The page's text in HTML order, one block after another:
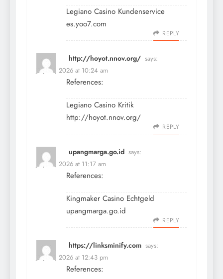
Legiano Casino Kundenservice
es.yoo7.com
REPLY
http://hoyot.nnov.org/ says:
July 10, 2026 at 10:24 am
References:
Legiano Casino Kritik
http://hoyot.nnov.org/
REPLY
upangmarga.go.id says:
July 10, 2026 at 11:17 am
References:
Kingmaker Casino Echtgeld
upangmarga.go.id
REPLY
https://linksminify.com says:
July 10, 2026 at 12:43 pm
References: